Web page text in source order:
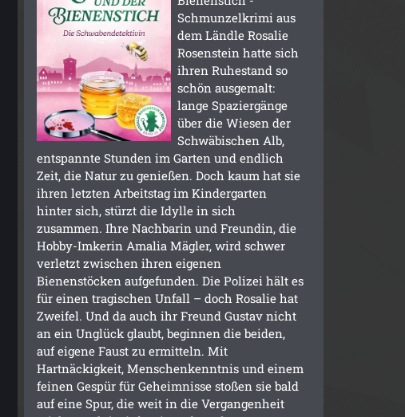
Schmunzelkrimi aus
dem Ländle Rosalie
Rosenstein hatte sich
ihren Ruhestand so
schön ausgemalt:
lange Spaziergänge
über die Wiesen der
Schwäbischen Alb,
entspannte Stunden im Garten und endlich
Zeit, die Natur zu genießen. Doch kaum hat sie
ihren letzten Arbeitstag im Kindergarten
hinter sich, stürzt die Idylle in sich
zusammen. Ihre Nachbarin und Freundin, die
Hobby-Imkerin Amalia Mägler, wird schwer
verletzt zwischen ihren eigenen
Bienenstöcken aufgefunden. Die Polizei hält es
für einen tragischen Unfall – doch Rosalie hat
Zweifel. Und da auch ihr Freund Gustav nicht
an ein Unglück glaubt, beginnen die beiden,
auf eigene Faust zu ermitteln. Mit
Hartnäckigkeit, Menschenkenntnis und einem
feinen Gespür für Geheimnisse stoßen sie bald
auf eine Spur, die weit in die Vergangenheit